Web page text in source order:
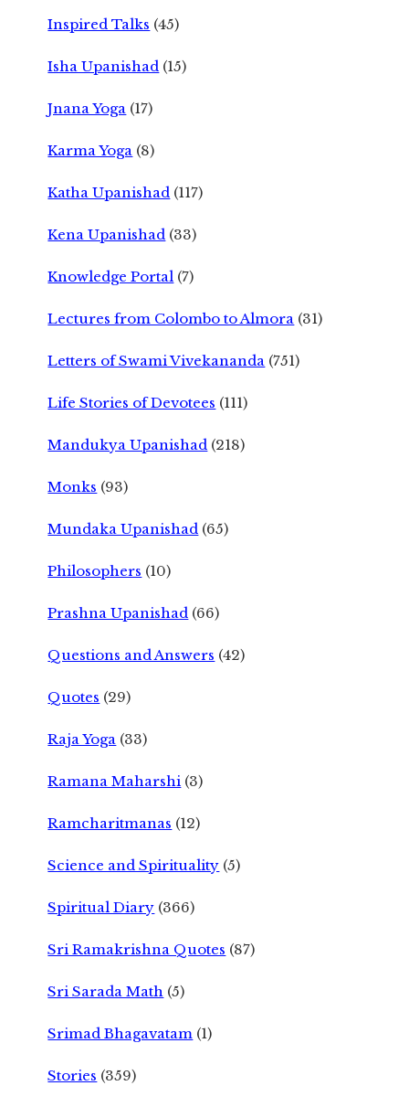
Inspired Talks (45)
Isha Upanishad (15)
Jnana Yoga (17)
Karma Yoga (8)
Katha Upanishad (117)
Kena Upanishad (33)
Knowledge Portal (7)
Lectures from Colombo to Almora (31)
Letters of Swami Vivekananda (751)
Life Stories of Devotees (111)
Mandukya Upanishad (218)
Monks (93)
Mundaka Upanishad (65)
Philosophers (10)
Prashna Upanishad (66)
Questions and Answers (42)
Quotes (29)
Raja Yoga (33)
Ramana Maharshi (3)
Ramcharitmanas (12)
Science and Spirituality (5)
Spiritual Diary (366)
Sri Ramakrishna Quotes (87)
Sri Sarada Math (5)
Srimad Bhagavatam (1)
Stories (359)